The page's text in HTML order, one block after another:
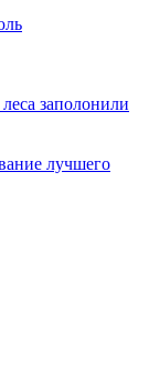
заполонили
лучшего